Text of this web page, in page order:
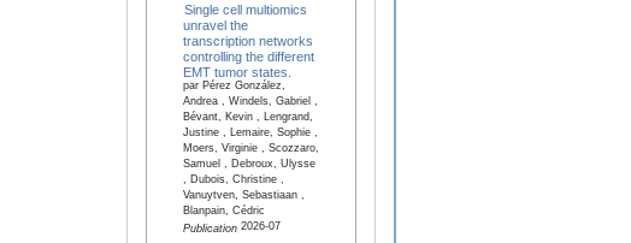
Single cell multiomics
unravel the
transcription networks
controlling the different
EMT tumor states.
par Pérez González,
Andrea , Windels, Gabriel ,
Bévant, Kevin , Lengrand,
Justine , Lemaire, Sophie ,
Moers, Virginie , Scozzaro,
Samuel , Debroux, Ulysse
, Dubois, Christine ,
Vanuytven, Sebastiaan ,
Blanpain, Cédric
Publication2026-07